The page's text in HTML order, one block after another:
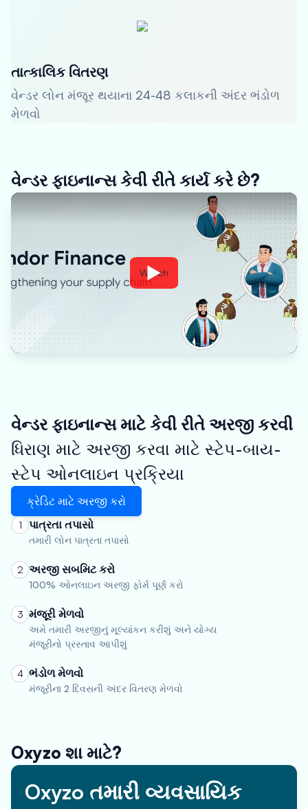
તાત્કાલિક વિતરણ
વેન્ડર લોન મંજૂર થયાના 24-48 કલાકની અંદર ભંડોળ
મેળવો
વેન્ડર ફાઇનાન્સ કેવી રીતે કાર્ય કરે છે?
Watch
વેન્ડર ફાઇનાન્સ માટે કેવી રીતે અરજી કરવી
ધિરાણ માટે અરજી કરવા માટે સ્ટેપ-બાય-
સ્ટેપ ઓનલાઇન પ્રક્રિયા
ક્રેડિટ માટે અરજી કરો
1 પાત્રતા તપાસો
તમારી લોન પાત્રતા તપાસો
2 અરજી સબમિટ કરો
100% ઓનલાઇન અરજી ફોર્મ પૂર્ણ કરો
3 મંજૂરી મેળવો
અમે તમારી અરજીનું મૂલ્યાંકન કરીશું અને યોગ્ય
મંજૂરીનો પ્રસ્તાવ આપીશું
4 ભંડોળ મેળવો
મંજૂરીના 2 દિવસની અંદર વિતરણ મેળવો
Oxyzo શા માટે?
Oxyzo તમારી વ્યવસાયિક